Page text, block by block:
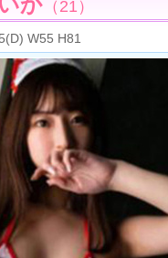
（21）
W55 H81